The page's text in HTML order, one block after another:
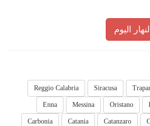
اليوم
Siracusa
Reggio Calabria
Oristano
Messina
Enna
Catanzaro
Catania
Carbonia